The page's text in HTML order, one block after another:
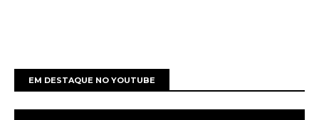
EM DESTAQUE NO YOUTUBE